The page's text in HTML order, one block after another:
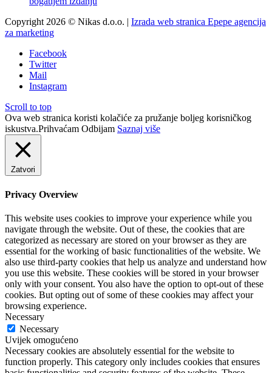
Copyright 2026 © Nikas d.o.o. | Izrada web stranica Epepe agencija
za marketing
Facebook
Twitter
Mail
Instagram
Scroll to top
Ova web stranica koristi kolačiće za pružanje boljeg korisničkog
iskustva.Prihvaćam Odbijam Saznaj više
Zatvori
Privacy Overview
This website uses cookies to improve your experience while you
navigate through the website. Out of these, the cookies that are
categorized as necessary are stored on your browser as they are
essential for the working of basic functionalities of the website. We
also use third-party cookies that help us analyze and understand how
you use this website. These cookies will be stored in your browser
only with your consent. You also have the option to opt-out of these
cookies. But opting out of some of these cookies may affect your
browsing experience.
Necessary
Necessary
Uvijek omogućeno
Necessary cookies are absolutely essential for the website to
function properly. This category only includes cookies that ensures